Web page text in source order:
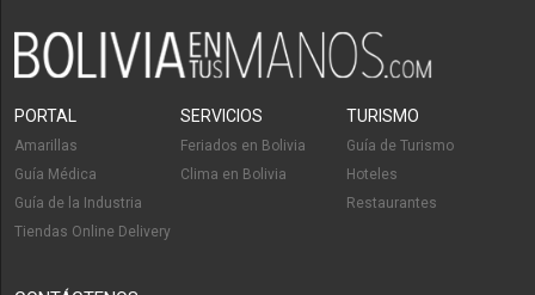
PORTAL
Amarillas
Guía Médica
Guía de la Industria
Tiendas Online Delivery
SERVICIOS
Feriados en Bolivia
Clima en Bolivia
TURISMO
Guía de Turismo
Hoteles
Restaurantes